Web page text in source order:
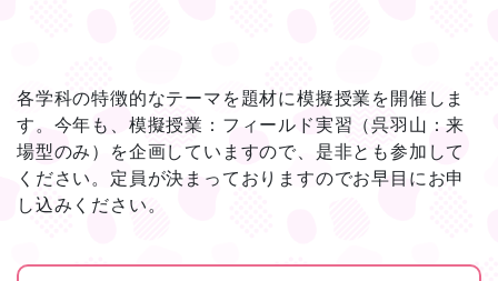
各学科の特徴的なテーマを題材に模擬授業を開催しま
す。今年も、模擬授業：フィールド実習（呉羽山：来
場型のみ）を企画していますので、是非とも参加して
ください。定員が決まっておりますのでお早目にお申
し込みください。